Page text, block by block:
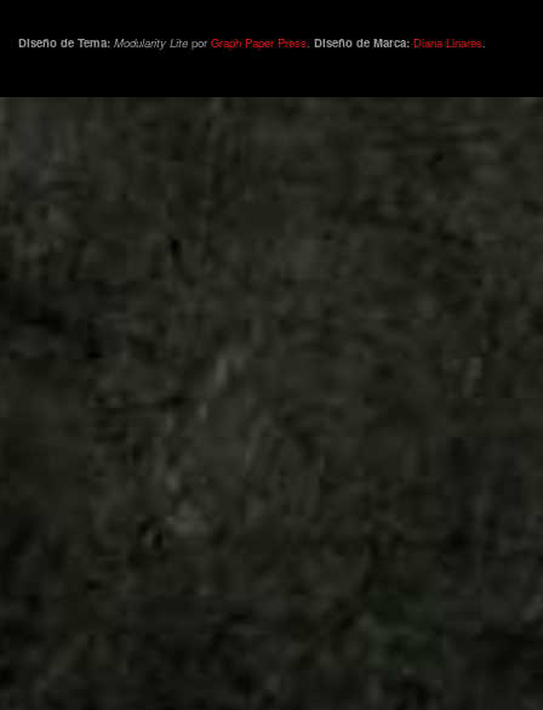
Diseño de Tema: Modularity Lite por Graph Paper Press. Diseño de Marca: Diana Linares.